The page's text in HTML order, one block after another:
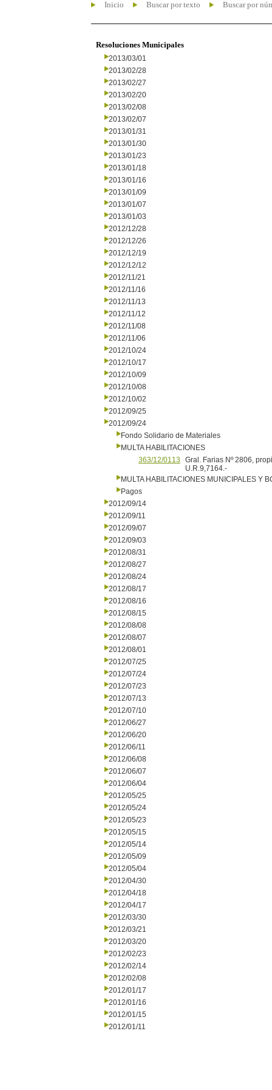
Inicio Buscar por texto Buscar por
Resoluciones Municipales
2013/03/01
2013/02/28
2013/02/27
2013/02/20
2013/02/08
2013/02/07
2013/01/31
2013/01/30
2013/01/23
2013/01/18
2013/01/16
2013/01/09
2013/01/07
2013/01/03
2012/12/28
2012/12/26
2012/12/19
2012/12/12
2012/11/21
2012/11/16
2012/11/13
2012/11/12
2012/11/08
2012/11/06
2012/10/24
2012/10/17
2012/10/09
2012/10/08
2012/10/02
2012/09/25
2012/09/24
Fondo Solidario de Materiales
MULTA HABILITACIONES
363/12/0113
Gral. Farias Nº 2806,
U.R.9,7164.-
MULTA HABILITACIONES MUNICIPALES Y
Pagos
2012/09/14
2012/09/11
2012/09/07
2012/09/03
2012/08/31
2012/08/27
2012/08/24
2012/08/17
2012/08/16
2012/08/15
2012/08/08
2012/08/07
2012/08/01
2012/07/25
2012/07/24
2012/07/23
2012/07/13
2012/07/10
2012/06/27
2012/06/20
2012/06/11
2012/06/08
2012/06/07
2012/06/04
2012/05/25
2012/05/24
2012/05/23
2012/05/15
2012/05/14
2012/05/09
2012/05/04
2012/04/30
2012/04/18
2012/04/17
2012/03/30
2012/03/21
2012/03/20
2012/02/23
2012/02/14
2012/02/08
2012/01/17
2012/01/16
2012/01/15
2012/01/11